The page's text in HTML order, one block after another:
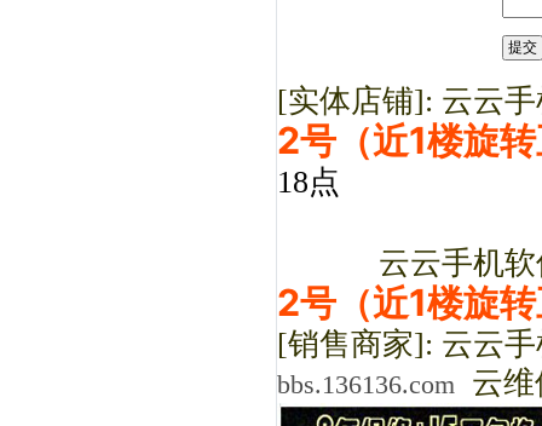
[实体店铺]: 云云
2号（近1楼旋
18点
云云手机软件
2号（近1楼旋
[销售商家]: 云云
bbs.136136.com 云